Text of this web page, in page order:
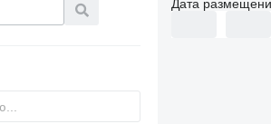
Дата